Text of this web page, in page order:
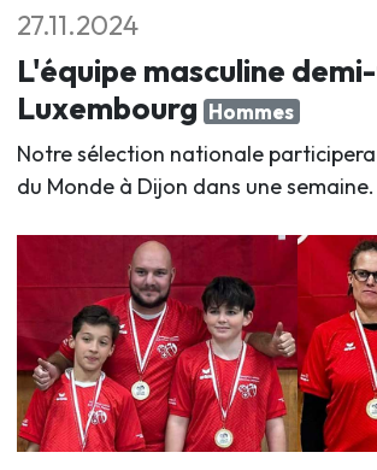
27.11.2024
L'équipe masculine
Luxembourg Hommes
Notre sélection nationale
du Monde à Dijon dans une semaine.